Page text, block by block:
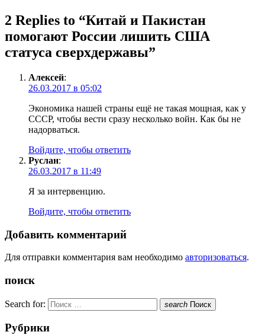
2 Replies to “Китай и Пакистан
помогают России лишить США
статуса сверхдержавы”
Алексей:
26.03.2017 в 05:02
Экономика нашей страны ещё не такая мощная, как у
СССР, чтобы вести сразу несколько войн. Как бы не
надорваться.
Войдите, чтобы ответить
Руслан:
26.03.2017 в 11:49
Я за интервенцию.
Войдите, чтобы ответить
Добавить комментарий
Для отправки комментария вам необходимо авторизоваться.
поиск
Search for: search Поиск
Рубрики